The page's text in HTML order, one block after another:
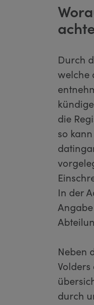
Durch
welche
die
so
In der
Neben
durch